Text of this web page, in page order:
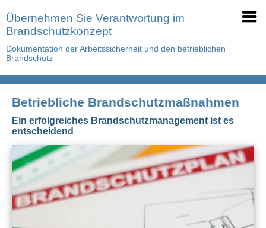
Übernehmen Sie Verantwortung im
Brandschutzkonzept
Dokumentation der Arbeitssicherheit und den betrieblichen
Brandschutz
Betriebliche Brandschutzmaßnahmen
Ein erfolgreiches Brandschutzmanagement ist es
entscheidend